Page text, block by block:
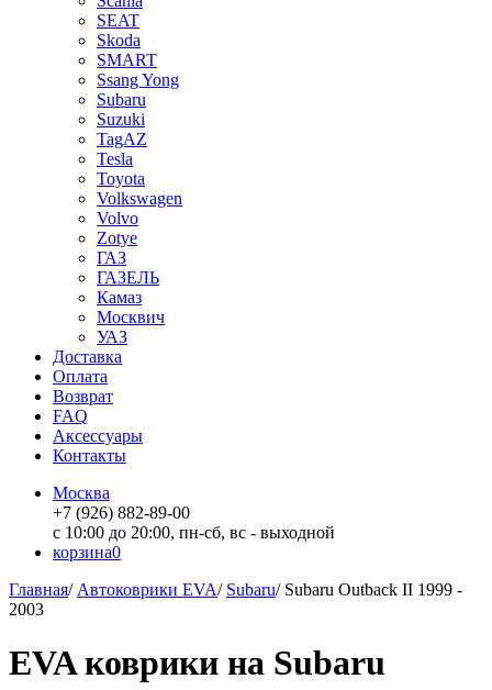
SEAT
Skoda
SMART
Ssang Yong
Subaru
Suzuki
TagAZ
Tesla
Toyota
Volkswagen
Volvo
Zotye
ГАЗ
ГАЗЕЛЬ
Камаз
Москвич
УАЗ
Доставка
Оплата
Возврат
FAQ
Аксессуары
Контакты
Москва
+7 (926) 882-89-00
с 10:00 до 20:00, пн-сб, вс - выходной
корзина0
Главная/ Автоковрики EVA/ Subaru/ Subaru Outback II 1999 -
2003
EVA коврики на Subaru